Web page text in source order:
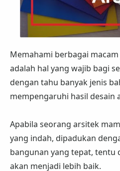
Memahami berbagai
adalah hal yang wajib bagi
dengan tahu banyak jenis
mempengaruhi hasil desain
Apabila seorang arsitek
yang indah, dipadukan
bangunan yang tepat, tentu
akan menjadi lebih baik.